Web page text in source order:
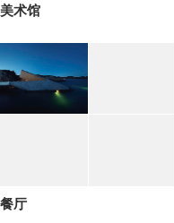
美术馆
餐厅